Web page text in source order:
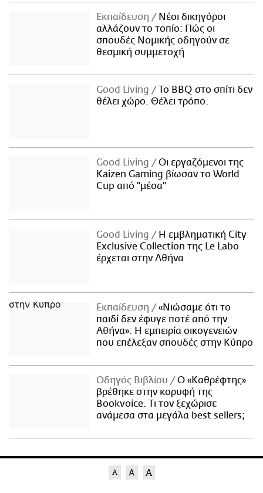
Εκπαίδευση
Νέοι δικηγόροι
αλλάζουν το τοπίο: Πώς οι
σπουδές Νομικής οδηγούν σε
θεσμική συμμετοχή
Good Living
Το BBQ στο σπίτι δεν
θέλει χώρο. Θέλει τρόπο.
Good Living
Οι εργαζόμενοι της
Kaizen Gaming βίωσαν το World
Cup από "μέσα"
Good Living
Η εμβληματική City
Exclusive Collection της Le Labo
έρχεται στην Αθήνα
Εκπαίδευση
«Νιώσαμε ότι το
παιδί δεν έφυγε ποτέ από την
Αθήνα»: Η εμπειρία οικογενειών
που επέλεξαν σπουδές στην Κύπρο
Οδηγός Βιβλίου
Ο «Καθρέφτης»
βρέθηκε στην κορυφή της
Bookvoice. Τι τον ξεχώρισε
ανάμεσα στα μεγάλα best sellers;